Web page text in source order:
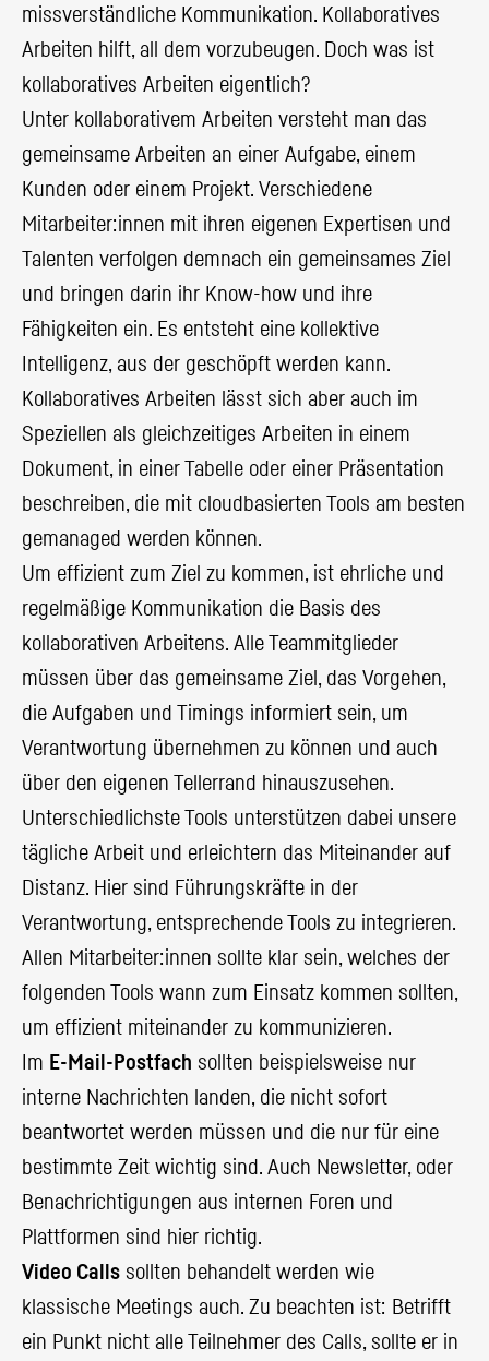
missverständliche Kommunikation. Kollaboratives
Arbeiten hilft, all dem vorzubeugen. Doch was ist
kollaboratives Arbeiten eigentlich?
Unter kollaborativem Arbeiten versteht man das
gemeinsame Arbeiten an einer Aufgabe, einem
Kunden oder einem Projekt. Verschiedene
Mitarbeiter:innen mit ihren eigenen Expertisen und
Talenten verfolgen demnach ein gemeinsames Ziel
und bringen darin ihr Know-how und ihre
Fähigkeiten ein. Es entsteht eine kollektive
Intelligenz, aus der geschöpft werden kann.
Kollaboratives Arbeiten lässt sich aber auch im
Speziellen als gleichzeitiges Arbeiten in einem
Dokument, in einer Tabelle oder einer Präsentation
beschreiben, die mit cloudbasierten Tools am besten
gemanaged werden können.
Um effizient zum Ziel zu kommen, ist ehrliche und
regelmäßige Kommunikation die Basis des
kollaborativen Arbeitens. Alle Teammitglieder
müssen über das gemeinsame Ziel, das Vorgehen,
die Aufgaben und Timings informiert sein, um
Verantwortung übernehmen zu können und auch
über den eigenen Tellerrand hinauszusehen.
Unterschiedlichste Tools unterstützen dabei unsere
tägliche Arbeit und erleichtern das Miteinander auf
Distanz. Hier sind Führungskräfte in der
Verantwortung, entsprechende Tools zu integrieren.
Allen Mitarbeiter:innen sollte klar sein, welches der
folgenden Tools wann zum Einsatz kommen sollten,
um effizient miteinander zu kommunizieren.
Im E-Mail-Postfach sollten beispielsweise nur
interne Nachrichten landen, die nicht sofort
beantwortet werden müssen und die nur für eine
bestimmte Zeit wichtig sind. Auch Newsletter, oder
Benachrichtigungen aus internen Foren und
Plattformen sind hier richtig.
Video Calls sollten behandelt werden wie
klassische Meetings auch. Zu beachten ist: Betrifft
ein Punkt nicht alle Teilnehmer des Calls, sollte er in